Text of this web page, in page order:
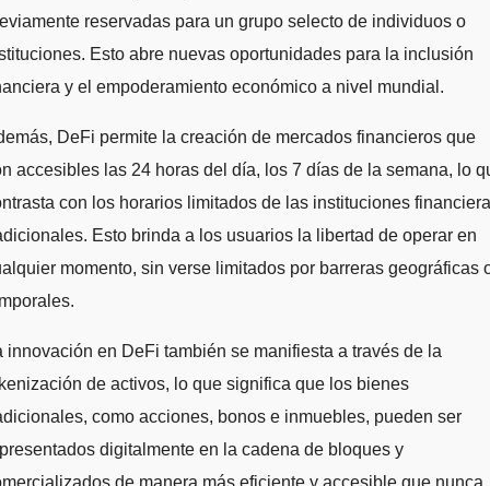
reservadas para un grupo selecto de individuos o
Esto abre nuevas oportunidades para la inclusión
y el empoderamiento económico a nivel mundial.
DeFi permite la creación de mercados financieros que
accesibles las 24 horas del día, los 7 días de la semana, lo
con los horarios limitados de las instituciones
Esto brinda a los usuarios la libertad de operar en
momento, sin verse limitados por barreras geográficas
innovación en DeFi también se manifiesta a través de la
de activos, lo que significa que los bienes
como acciones, bonos e inmuebles, pueden ser
digitalmente en la cadena de bloques y